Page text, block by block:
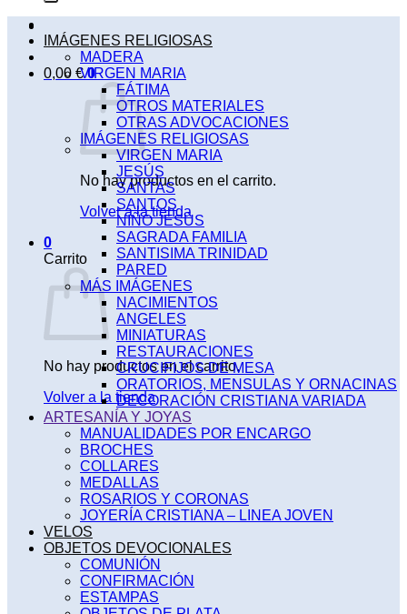
0,00 € 0
No hay productos en el carrito.
Volver a la tienda
0
Carrito
No hay productos en el carrito.
Volver a la tienda
IMÁGENES RELIGIOSAS
MADERA
VIRGEN MARIA
FÁTIMA
OTROS MATERIALES
OTRAS ADVOCACIONES
IMÁGENES RELIGIOSAS
VIRGEN MARIA
JESÚS
SANTAS
SANTOS
NIÑO JESÚS
SAGRADA FAMILIA
SANTISIMA TRINIDAD
PARED
MÁS IMÁGENES
NACIMIENTOS
ANGELES
MINIATURAS
RESTAURACIONES
CRUCIFIJOS DE MESA
ORATORIOS, MENSULAS Y ORNACINAS
DECORACIÓN CRISTIANA VARIADA
ARTESANÍA Y JOYAS
MANUALIDADES POR ENCARGO
BROCHES
COLLARES
MEDALLAS
ROSARIOS Y CORONAS
JOYERÍA CRISTIANA – LINEA JOVEN
VELOS
OBJETOS DEVOCIONALES
COMUNIÓN
CONFIRMACIÓN
ESTAMPAS